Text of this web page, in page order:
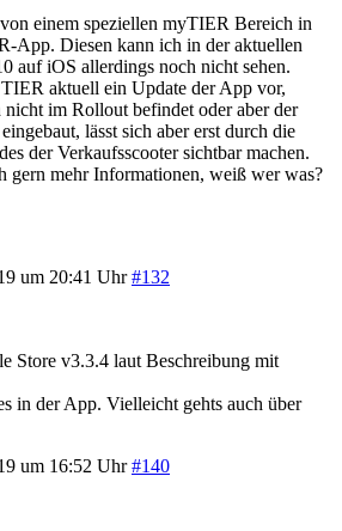
einem speziellen myTIER Bereich in
App. Diesen kann ich in der aktuellen
auf iOS allerdings noch nicht sehen.
aktuell ein Update der App vor,
nicht im Rollout befindet oder aber der
lässt sich aber erst durch die
der Verkaufsscooter sichtbar machen.
gern mehr Informationen, weiß wer was?
um 20:41 Uhr #132
Store v3.3.4 laut Beschreibung mit
in der App. Vielleicht gehts auch über
um 16:52 Uhr #140